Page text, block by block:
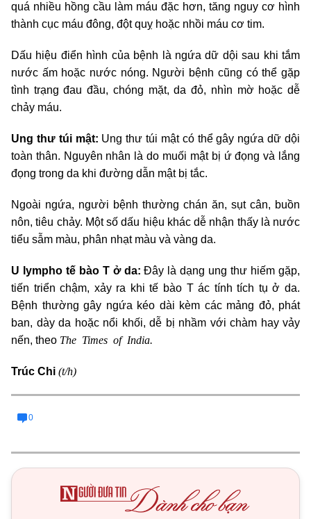
quá nhiều hồng cầu làm máu đặc hơn, tăng nguy cơ hình
thành cục máu đông, đột quỵ hoặc nhồi máu cơ tim.
Dấu hiệu điển hình của bệnh là ngứa dữ dội sau khi tắm
nước ấm hoặc nước nóng. Người bệnh cũng có thể gặp
tình trạng đau đầu, chóng mặt, da đỏ, nhìn mờ hoặc dễ
chảy máu.
Ung thư túi mật: Ung thư túi mật có thể gây ngứa dữ dội
toàn thân. Nguyên nhân là do muối mật bị ứ đọng và lắng
đọng trong da khi đường dẫn mật bị tắc.
Ngoài ngứa, người bệnh thường chán ăn, sụt cân, buồn
nôn, tiêu chảy. Một số dấu hiệu khác dễ nhận thấy là nước
tiểu sẫm màu, phân nhạt màu và vàng da.
U lympho tế bào T ở da: Đây là dạng ung thư hiếm gặp,
tiến triển chậm, xảy ra khi tế bào T ác tính tích tụ ở da.
Bệnh thường gây ngứa kéo dài kèm các mảng đỏ, phát
ban, dày da hoặc nổi khối, dễ bị nhầm với chàm hay vảy
nến, theo The Times of India.
Trúc Chi (t/h)
0